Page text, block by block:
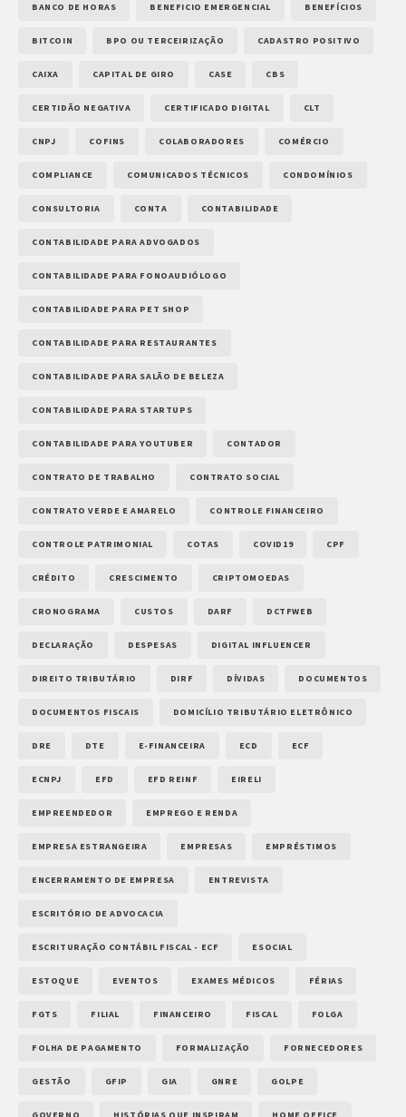
BANCO DE HORAS BENEFICIO EMERGENCIAL BENEFÍCIOS
BITCOIN BPO OU TERCEIRIZAÇÃO CADASTRO POSITIVO
CAIXA CAPITAL DE GIRO CASE CBS
CERTIDÃO NEGATIVA CERTIFICADO DIGITAL CLT
CNPJ COFINS COLABORADORES COMÉRCIO
COMPLIANCE COMUNICADOS TÉCNICOS CONDOMÍNIOS
CONSULTORIA CONTA CONTABILIDADE
CONTABILIDADE PARA ADVOGADOS
CONTABILIDADE PARA FONOAUDIÓLOGO
CONTABILIDADE PARA PET SHOP
CONTABILIDADE PARA RESTAURANTES
CONTABILIDADE PARA SALÃO DE BELEZA
CONTABILIDADE PARA STARTUPS
CONTABILIDADE PARA YOUTUBER CONTADOR
CONTRATO DE TRABALHO CONTRATO SOCIAL
CONTRATO VERDE E AMARELO CONTROLE FINANCEIRO
CONTROLE PATRIMONIAL COTAS COVID19 CPF
CRÉDITO CRESCIMENTO CRIPTOMOEDAS
CRONOGRAMA CUSTOS DARF DCTFWEB
DECLARAÇÃO DESPESAS DIGITAL INFLUENCER
DIREITO TRIBUTÁRIO DIRF DÍVIDAS DOCUMENTOS
DOCUMENTOS FISCAIS DOMICÍLIO TRIBUTÁRIO ELETRÔNICO
DRE DTE E-FINANCEIRA ECD ECF
ECNPJ EFD EFD REINF EIRELI
EMPREENDEDOR EMPREGO E RENDA
EMPRESA ESTRANGEIRA EMPRESAS EMPRÉSTIMOS
ENCERRAMENTO DE EMPRESA ENTREVISTA
ESCRITÓRIO DE ADVOCACIA
ESCRITURAÇÃO CONTÁBIL FISCAL - ECF ESOCIAL
ESTOQUE EVENTOS EXAMES MÉDICOS FÉRIAS
FGTS FILIAL FINANCEIRO FISCAL FOLGA
FOLHA DE PAGAMENTO FORMALIZAÇÃO FORNECEDORES
GESTÃO GFIP GIA GNRE GOLPE